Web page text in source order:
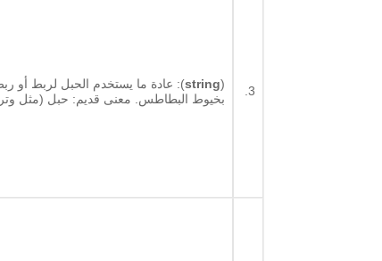
3.
(
string): عادة ما يستخدم الحبل لربط أو
بخيوط البطاطس. معنى قديم: حبل (مثل